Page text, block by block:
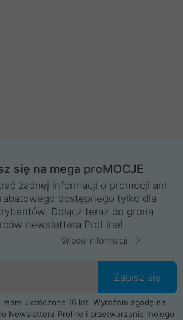
się na mega proMOCJE
żadnej informacji o promocji ani
dostępnego tylko dla
Dołącz teraz do grona
newslettera ProLine!
Więcej informacji
Zapisz się
mam ukończone 16 lat. Wyrażam zgodę na
Newslettera Proline i przetwarzanie mojego